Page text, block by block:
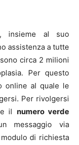
insieme al suo
assistenza a tutte
circa 2 milioni
Per questo
online al quale le
Per rivolgersi
il numero verde
messaggio via
di richiesta